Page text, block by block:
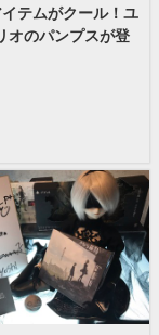
テムがクール！ユ
オのパンプスが登